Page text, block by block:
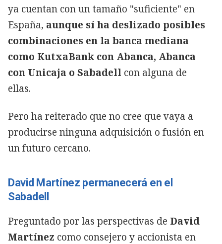
ya cuentan con un tamaño "suficiente" en
España, aunque sí ha deslizado posibles
combinaciones en la banca mediana
como KutxaBank con Abanca, Abanca
con Unicaja o Sabadell con alguna de
ellas.
Pero ha reiterado que no cree que vaya a
producirse ninguna adquisición o fusión en
un futuro cercano.
David Martínez permanecerá en el
Sabadell
Preguntado por las perspectivas de David
Martínez como consejero y accionista en